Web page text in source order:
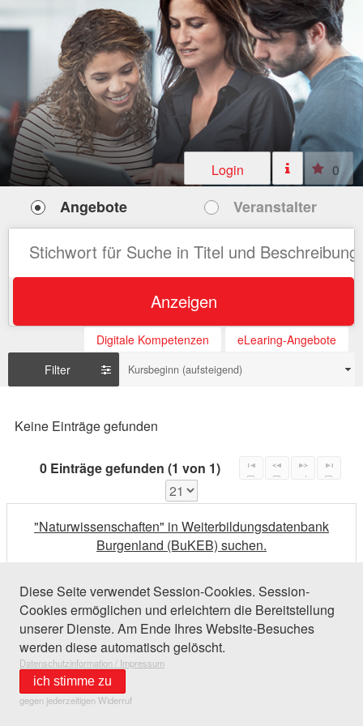
Login 0
Angebote Veranstalter
Anzeigen
Digitale Kompetenzen
eLearing-Angebote
Filter
Kursbeginn (aufsteigend)
Keine Einträge gefunden
0 Einträge gefunden (1 von 1)
"Naturwissenschaften" in Weiterbildungsdatenbank
Burgenland (BuKEB) suchen.
Diese Seite verwendet Session-Cookies. Session-
Cookies ermöglichen und erleichtern die Bereitstellung
unserer Dienste. Am Ende Ihres Website-Besuches
werden diese automatisch gelöscht.
Datenschutzinformation / Impressum
ich stimme zu
gegen jederzeitigen Widerruf